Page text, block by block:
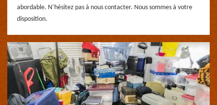
abordable. N’hésitez pas à nous contacter. Nous sommes à votre
disposition.